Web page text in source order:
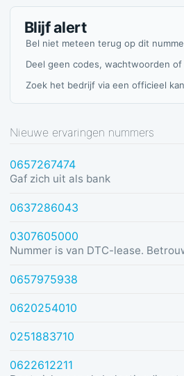
Blijf alert
Bel niet meteen terug op dit
Deel geen codes, wachtwoorden
Zoek het bedrijf via een officieel
Nieuwe ervaringen nummers
0657267474
Gaf zich uit als bank
0637286043
0307605000
Nummer is van DTC-lease.
0657975938
0620254010
0251883710
0622612211